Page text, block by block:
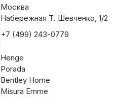
Москва
Набережная Т. Шевченко, 1/2
+7 (499) 243-0779
Henge
Porada
Bentley Home
Misura Emme